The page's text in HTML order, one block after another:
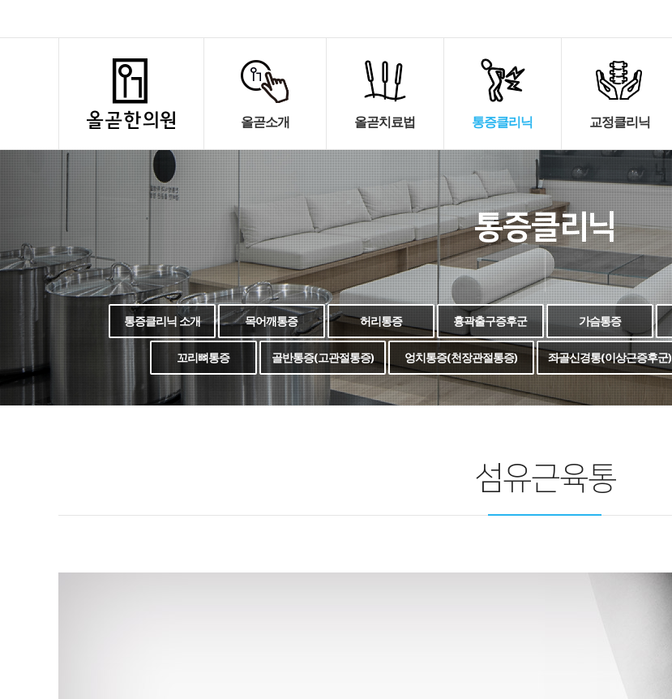
올곧소개 올곧치료법 통증클리닉 교정클리닉
통증클리닉
통증클리닉 소개 목어깨통증 허리통증 흉곽출구증후군 가슴통증
꼬리뼈통증 골반통증(고관절통증) 엉치통증(천장관절통증) 좌골신경통(이상근증후군)
섬유근육통